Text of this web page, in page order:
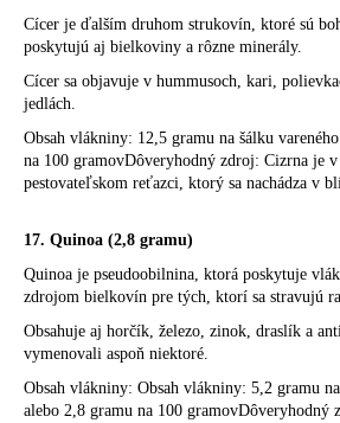
Cícer je ďalším druhom strukovín, ktoré sú
poskytujú aj bielkoviny a rôzne minerály.
Cícer sa objavuje v hummusoch, kari,
jedlách.
Obsah vlákniny: 12,5 gramu na šálku
na 100 gramovDôveryhodný zdroj: Cizrna je v
pestovateľskom reťazci, ktorý sa nachádza v
17. Quinoa (2,8 gramu)
Quinoa je pseudoobilnina, ktorá poskytuje
zdrojom bielkovín pre tých, ktorí sa stravujú
Obsahuje aj horčík, železo, zinok, draslík a
vymenovali aspoň niektoré.
Obsah vlákniny: Obsah vlákniny: 5,2 gramu
alebo 2,8 gramu na 100 gramovDôveryhodný